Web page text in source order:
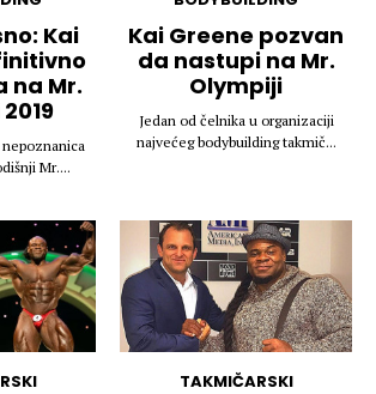
Kai
na Mr.
Mr....
Kai Greene pozvan
da nastupi na Mr.
Olympiji
Jedan od čelnika u organizaciji
najvećeg bodybuilding takmič...
TAKMIČARSKI